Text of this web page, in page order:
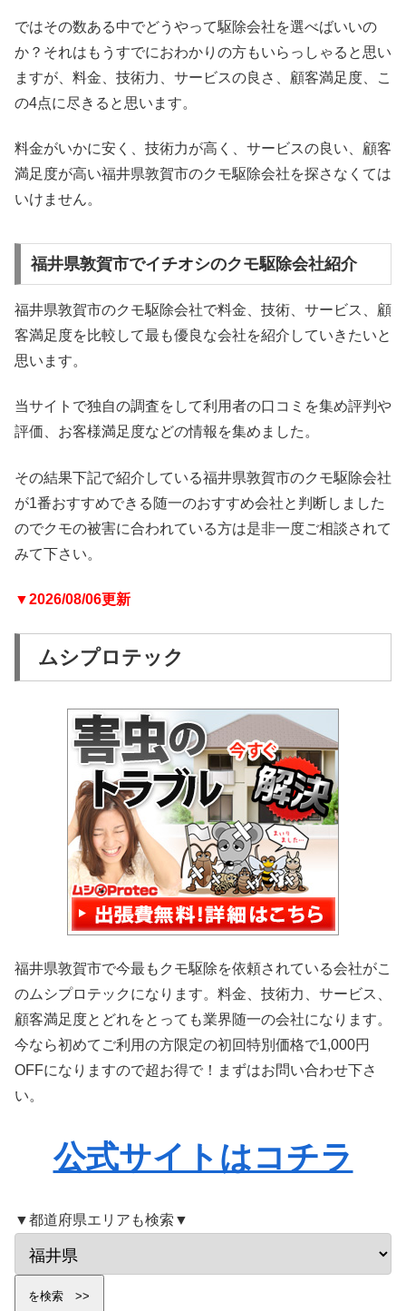
ではその数ある中でどうやって駆除会社を選べばいいの
か？それはもうすでにおわかりの方もいらっしゃると思い
ますが、料金、技術力、サービスの良さ、顧客満足度、こ
の4点に尽きると思います。
料金がいかに安く、技術力が高く、サービスの良い、顧客
満足度が高い福井県敦賀市のクモ駆除会社を探さなくては
いけません。
福井県敦賀市でイチオシのクモ駆除会社紹介
福井県敦賀市のクモ駆除会社で料金、技術、サービス、顧
客満足度を比較して最も優良な会社を紹介していきたいと
思います。
当サイトで独自の調査をして利用者の口コミを集め評判や
評価、お客様満足度などの情報を集めました。
その結果下記で紹介している福井県敦賀市のクモ駆除会社
が1番おすすめできる随一のおすすめ会社と判断しました
のでクモの被害に合われている方は是非一度ご相談されて
みて下さい。
▼2026/08/06更新
ムシプロテック
福井県敦賀市で今最もクモ駆除を依頼されている会社がこ
のムシプロテックになります。料金、技術力、サービス、
顧客満足度とどれをとっても業界随一の会社になります。
今なら初めてご利用の方限定の初回特別価格で1,000円
OFFになりますので超お得で！まずはお問い合わせ下さ
い。
公式サイトはコチラ
▼都道府県エリアも検索▼